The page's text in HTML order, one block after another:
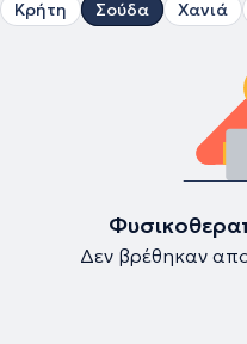
Κρήτη Σούδα Χανιά
Δεν βρέθηκαν